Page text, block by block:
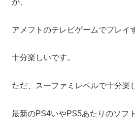
アメフトのテレビゲームでプレイ
十分楽しいです。
ただ、スーファミレベルで十分楽
最新のPS4いやPS5あたりのソフ